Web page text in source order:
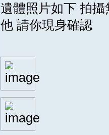
遺體照片如下 拍
他 請你現身確認